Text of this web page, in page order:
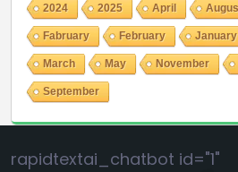
2024 2025 April
Fabruary February January
March May November
September
rapidtextai_chatbot id="1"